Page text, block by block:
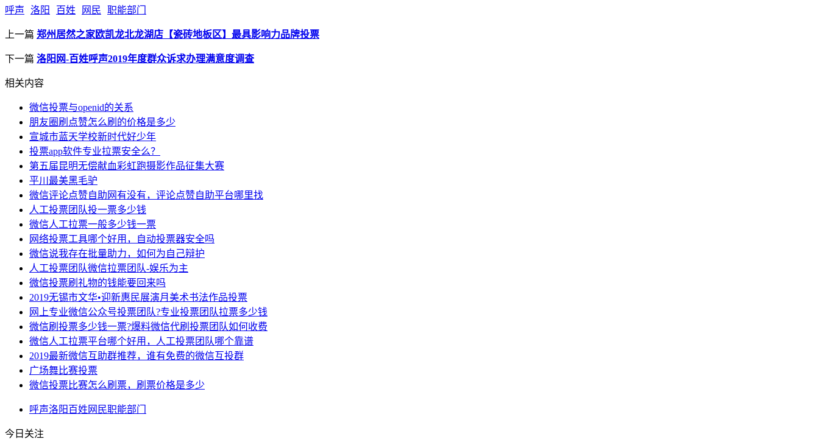
呼声 洛阳 百姓 网民 职能部门
上一篇 郑州居然之家欧凯龙北龙湖店【瓷砖地板区】最具影响力品牌投票
下一篇 洛阳网-百姓呼声2019年度群众诉求办理满意度调查
相关内容
微信投票与openid的关系
朋友圈刷点赞怎么刷的价格是多少
宣城市蓝天学校新时代好少年
投票app软件专业拉票安全么？
第五届昆明无偿献血彩虹跑摄影作品征集大赛
平川最美黑毛驴
微信评论点赞自助网有没有，评论点赞自助平台哪里找
人工投票团队投一票多少钱
微信人工拉票一般多少钱一票
网络投票工具哪个好用，自动投票器安全吗
微信说我存在批量助力，如何为自己辩护
人工投票团队微信拉票团队-娱乐为主
微信投票刷礼物的钱能要回来吗
2019无锡市文华•迎新惠民展演月美术书法作品投票
网上专业微信公众号投票团队?专业投票团队拉票多少钱
微信刷投票多少钱一票?爆料微信代刷投票团队如何收费
微信人工拉票平台哪个好用，人工投票团队哪个靠谱
2019最新微信互助群推荐，谁有免费的微信互投群
广场舞比赛投票
微信投票比赛怎么刷票，刷票价格是多少
呼声洛阳百姓 网民职能部门
今日关注